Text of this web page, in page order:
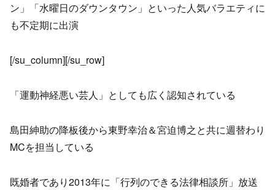
ン」「水曜日のダウンタウン」といった人気バラエティに
も不定期に出演
[/su_column][/su_row]
「運動神経悪い芸人」としても広く認知されている
島田紳助の降板後から東野幸治＆宮迫博之と共に週替わり
MCを担当している
既婚者であり2013年に「行列のできる法律相談所」放送